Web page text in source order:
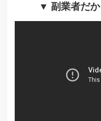
▼ 副業者だ